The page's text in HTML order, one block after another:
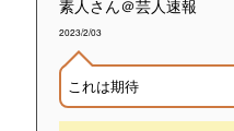
素人さん＠芸人速報
2023/2/03
これは期待